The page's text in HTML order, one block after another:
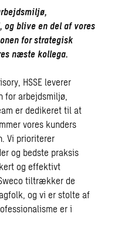
og blive en del af vores
for strategisk
næste kollega.
HSSE leverer
for arbejdsmiljø,
er dedikeret til at
vores kunders
Vi prioriterer
og bedste praksis
og effektivt
tiltrækker de
og vi er stolte af
er i